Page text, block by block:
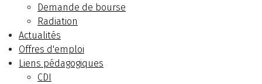
Demande de bourse
Radiation
Actualités
Offres d'emploi
Liens pédagogiques
CDI